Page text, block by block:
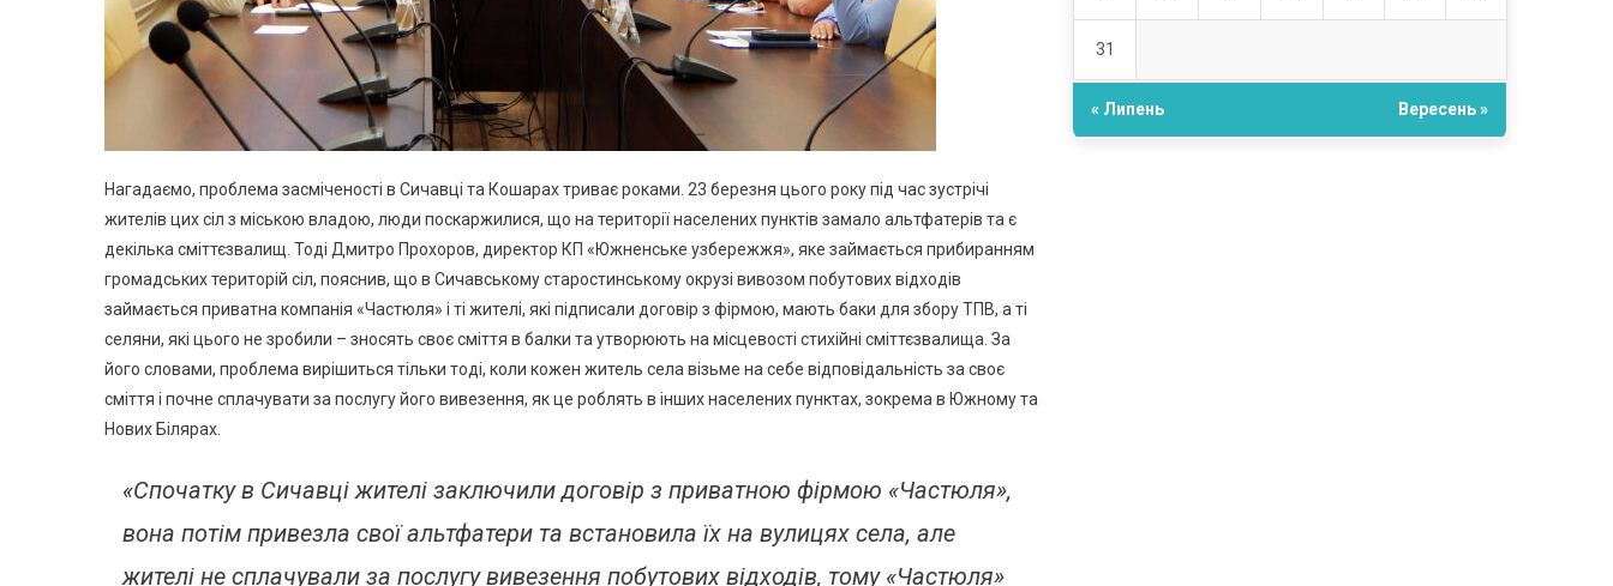
Нагадаємо, проблема засміченості в Сичавці та Кошарах триває роками. 23 березня цього року під час зустрічі
жителів цих сіл з міською владою, люди поскаржилися, що на території населених пунктів замало альтфатерів та є
декілька сміттєзвалищ. Тоді Дмитро Прохоров, директор КП «Южненське узбережжя», яке займається прибиранням
громадських територій сіл, пояснив, що в Сичавському старостинському окрузі вивозом побутових відходів
займається приватна компанія «Частюля» і ті жителі, які підписали договір з фірмою, мають баки для збору ТПВ, а ті
селяни, які цього не зробили – зносять своє сміття в балки та утворюють на місцевості стихійні сміттєзвалища. За
його словами, проблема вирішиться тільки тоді, коли кожен житель села візьме на себе відповідальність за своє
сміття і почне сплачувати за послугу його вивезення, як це роблять в інших населених пунктах, зокрема в Южному та
Нових Білярах.
«Спочатку в Сичавці жителі заключили договір з приватною фірмою «Частюля»,
вона потім привезла свої альтфатери та встановила їх на вулицях села, але
жителі не сплачували за послугу вивезення побутових відходів, тому «Частюля»
31
« Липень Вересень »